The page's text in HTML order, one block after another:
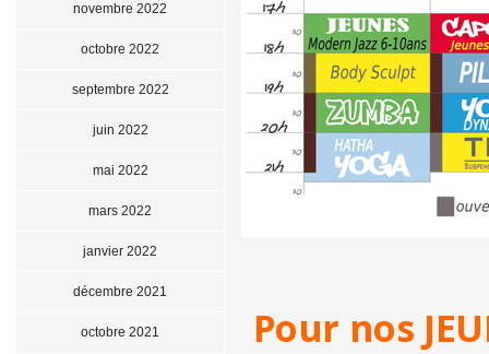
Pour nos
novembre 2022
octobre 2022
septembre 2022
juin 2022
mai 2022
mars 2022
janvier 2022
décembre 2021
octobre 2021